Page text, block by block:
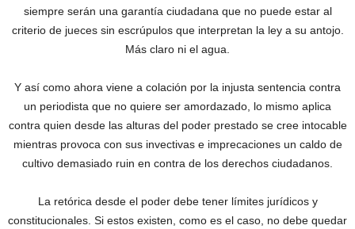
siempre serán una garantía ciudadana que no puede estar al
criterio de jueces sin escrúpulos que interpretan la ley a su antojo.
Más claro ni el agua.
Y así como ahora viene a colación por la injusta sentencia contra
un periodista que no quiere ser amordazado, lo mismo aplica
contra quien desde las alturas del poder prestado se cree intocable
mientras provoca con sus invectivas e imprecaciones un caldo de
cultivo demasiado ruin en contra de los derechos ciudadanos.
La retórica desde el poder debe tener límites jurídicos y
constitucionales. Si estos existen, como es el caso, no debe quedar